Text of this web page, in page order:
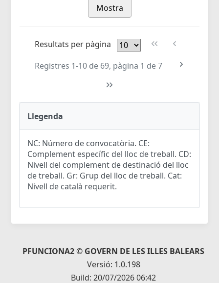
Mostra
Resultats per pàgina
Registres 1-10 de 69, pàgina 1 de 7
Llegenda
NC: Número de convocatòria. CE:
Complement específic del lloc de treball. CD:
Nivell del complement de destinació del lloc
de treball. Gr: Grup del lloc de treball. Cat:
Nivell de català requerit.
PFUNCIONA2 © GOVERN DE LES ILLES BALEARS
Versió: 1.0.198
Build: 20/07/2026 06:42